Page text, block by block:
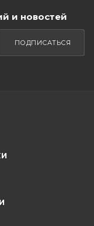
и новостей
ПОДПИСАТЬСЯ